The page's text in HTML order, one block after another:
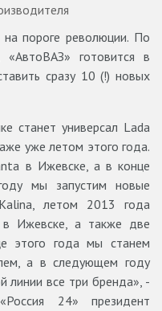
пороге революции. По
«АвтоВАЗ» готовится в
сразу 10 (!) новых
станет универсал Lada
уже летом этого года.
в Ижевске, а в конце
мы запустим новые
летом 2013 года
в Ижевске, а также две
этого года мы станем
а в следующем году
линии все три бренда», -
24» президент